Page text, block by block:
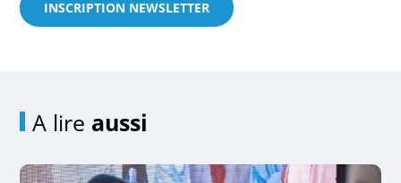
INSCRIPTION NEWSLETTER
A lire aussi